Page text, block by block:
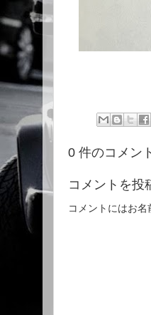
0 件のコメン
コメントを投
コメントにはお